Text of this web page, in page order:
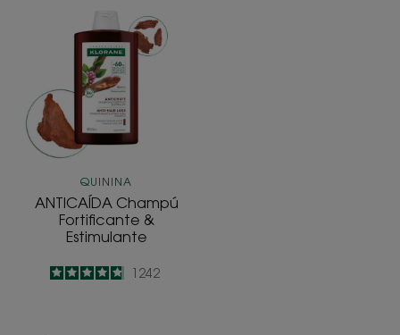
Champú
Fortificante
&
Estimulante
QUININA
ANTICAÍDA Champú
Fortificante &
Estimulante
4.8
/51242